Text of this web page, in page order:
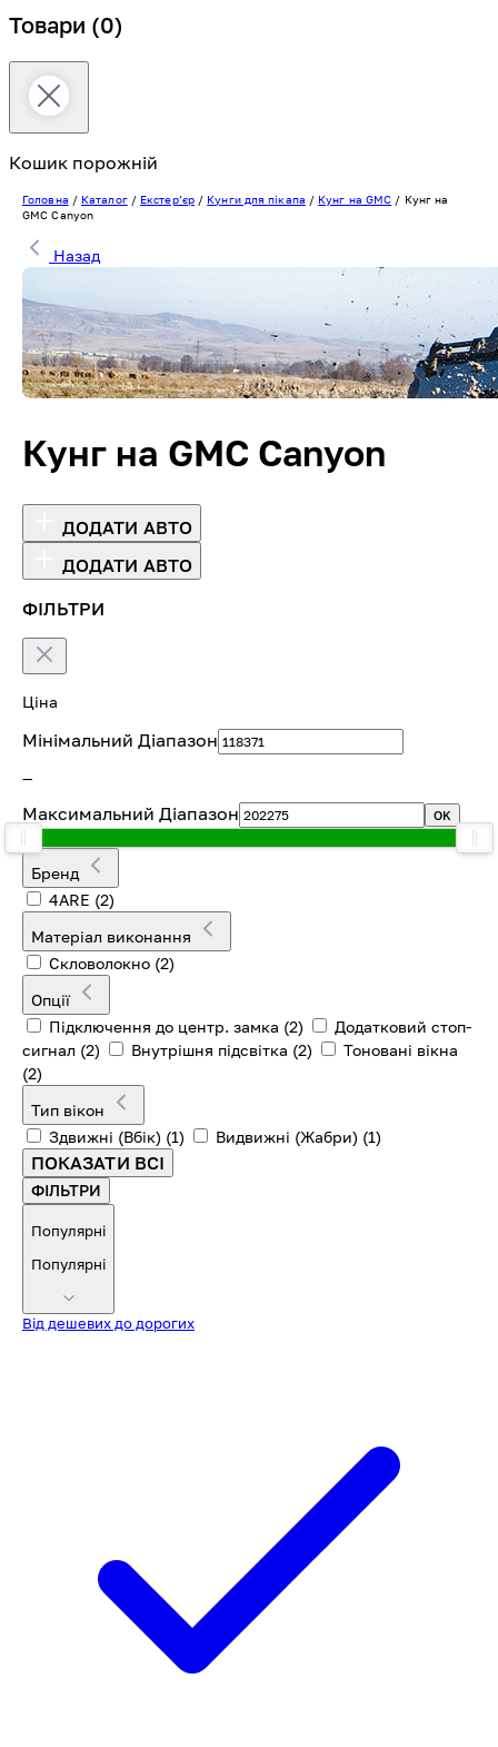
Товари (0)
Кошик порожній
Головна / Каталог/ Екстерʼєр/ Кунги для пікапа / Кунг на GMC / Кунг на
GMC Canyon
Назад
Кунг на GMC Canyon
ДОДАТИ АВТО
ДОДАТИ АВТО
ФІЛЬТРИ
Ціна
Мінімальний Діапазон
—
Максимальний Діапазон OK
Бренд
4ARE (2)
Матеріал виконання
Скловолокно (2)
Опції
Підключення до центр. замка (2)
Додатковий стоп-
сигнал (2) Внутрішня підсвітка (2)
Тоновані вікна
(2)
Тип вікон
Здвижні (Вбік) (1) Видвижні (Жабри) (1)
ПОКАЗАТИ ВСІ
ФІЛЬТРИ
Популярні
Популярні
Від дешевих до дорогих